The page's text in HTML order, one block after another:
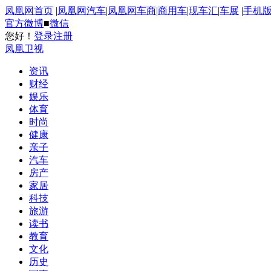
凤凰网首页 |凤凰网汽车|凤凰网车商|商用车|现车汇|车展 |手机版
官方微博■微信
您好！ 登录注册
凤凰卫视
资讯
财经
娱乐
体育
时尚
健康
亲子
汽车
房产
家居
科技
旅游
读书
教育
文化
历史